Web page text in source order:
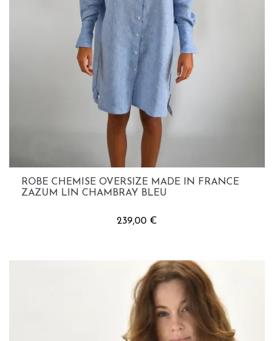
ROBE CHEMISE OVERSIZE MADE IN FRANCE
ZAZUM LIN CHAMBRAY BLEU
239,00 €